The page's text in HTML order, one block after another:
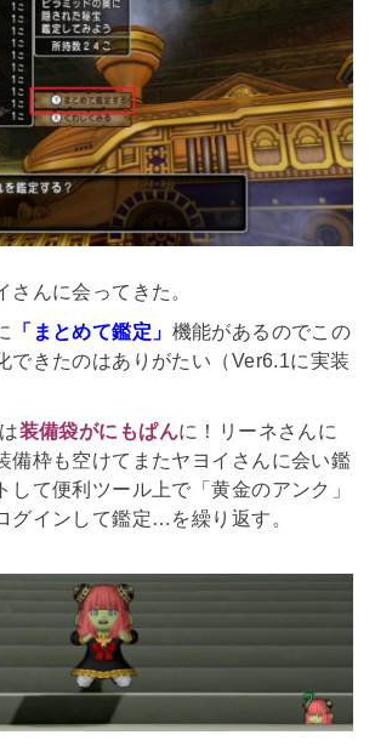
さんに会ってきた。
「まとめて鑑定」 機能があるのでこの
できたのはありがたい（Ver6.1に実装
装備袋がにもぱんに！リーネさんに
備枠も空けてまたヤヨイさんに会い鑑
して便利ツール上で「黄金のアンク」
グインして鑑定…を繰り返す。